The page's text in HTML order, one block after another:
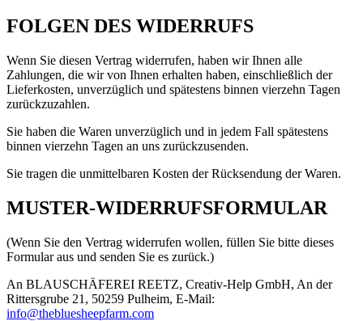
FOLGEN DES WIDERRUFS
Wenn Sie diesen Vertrag widerrufen, haben wir Ihnen alle
Zahlungen, die wir von Ihnen erhalten haben, einschließlich der
Lieferkosten, unverzüglich und spätestens binnen vierzehn Tagen
zurückzuzahlen.
Sie haben die Waren unverzüglich und in jedem Fall spätestens
binnen vierzehn Tagen an uns zurückzusenden.
Sie tragen die unmittelbaren Kosten der Rücksendung der Waren.
MUSTER-WIDERRUFSFORMULAR
(Wenn Sie den Vertrag widerrufen wollen, füllen Sie bitte dieses
Formular aus und senden Sie es zurück.)
An BLAUSCHÄFEREI REETZ, Creativ-Help GmbH, An der
Rittersgrube 21, 50259 Pulheim, E-Mail:
info@thebluesheepfarm.com